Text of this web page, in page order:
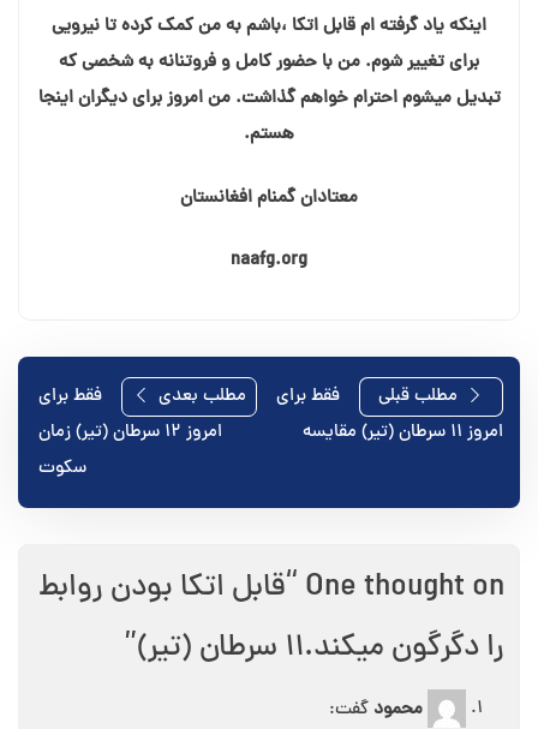
اینکه یاد گرفته ام قابل اتکا ،باشم به من کمک کرده تا نیرویی
برای تغییر شوم. من با حضور کامل و فروتنانه به شخصی که
تبدیل میشوم احترام خواهم گذاشت. من امروز برای دیگران اینجا
هستم.
معتادان گمنام افغانستان
naafg.org
راهبریمطلب قبلی
فقط برای
امروز ۱۱ سرطان (تیر) مقایسه
مطلب بعدی
فقط برای
امروز ۱۲ سرطان (تیر) زمان
سکوت
One thought on “ قابل اتکا بودن روابط
را دگرگون میکند.۱۱ سرطان (تیر)
”
محمود گفت: